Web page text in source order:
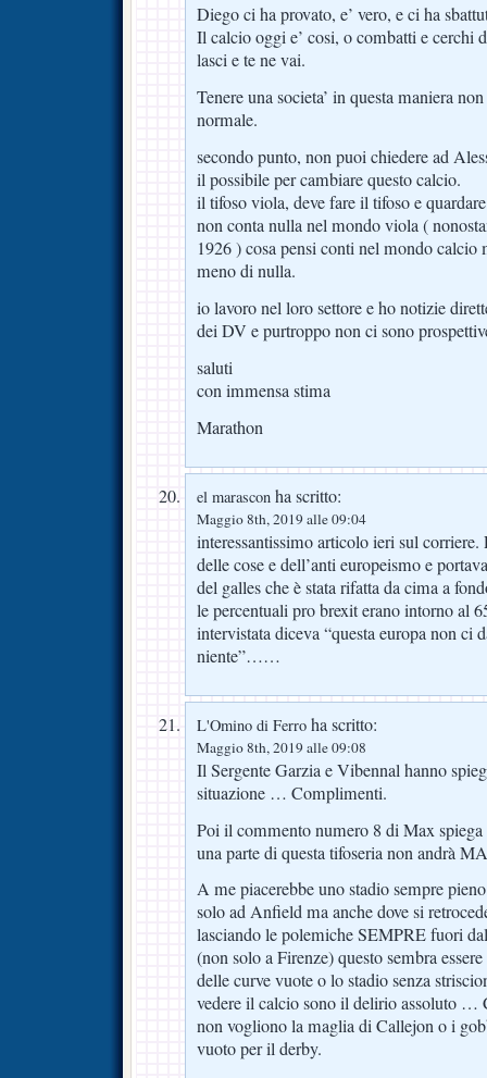
Diego ci ha provato, e’ vero, e ci ha
Il calcio oggi e’ cosi, o combatti e cerchi
lasci e te ne vai.
Tenere una societa’ in questa maniera
normale.
secondo punto, non puoi chiedere ad
il possibile per cambiare questo calcio.
il tifoso viola, deve fare il tifoso e
non conta nulla nel mondo viola (
1926 ) cosa pensi conti nel mondo
meno di nulla.
io lavoro nel loro settore e ho notizie
dei DV e purtroppo non ci sono
saluti
con immensa stima
Marathon
el marascon ha scritto:
Maggio 8th, 2019 alle 09:04
interessantissimo articolo ieri sul corriere.
delle cose e dell’anti europeismo e
del galles che è stata rifatta da cima a
le percentuali pro brexit erano intorno al
intervistata diceva “questa europa non ci
niente”……
L'Omino di Ferro ha scritto:
Maggio 8th, 2019 alle 09:08
Il Sergente Garzia e Vibennal hanno
situazione … Complimenti.
Poi il commento numero 8 di Max spiega
una parte di questa tifoseria non andrà
A me piacerebbe uno stadio sempre
solo ad Anfield ma anche dove si
lasciando le polemiche SEMPRE fuori
(non solo a Firenze) questo sembra
delle curve vuote o lo stadio senza
vedere il calcio sono il delirio assoluto …
non vogliono la maglia di Callejon o i
vuoto per il derby.